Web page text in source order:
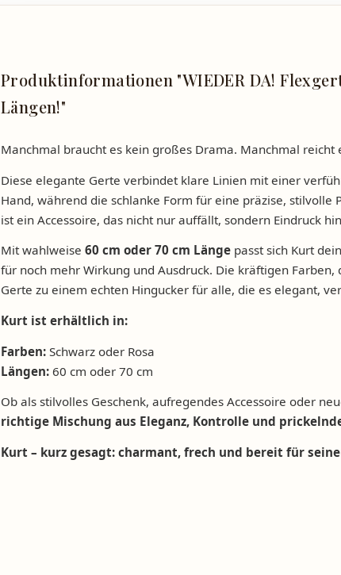
Produktinformationen "WIEDER DA!
Längen!"
Manchmal braucht es kein großes Drama. Manchmal reicht
Diese elegante Gerte verbindet klare Linien mit einer
Hand, während die schlanke Form für eine präzise, stilvolle
ist ein Accessoire, das nicht nur auffällt, sondern Eindruck
Mit wahlweise 60 cm oder 70 cm Länge passt sich Kurt
für noch mehr Wirkung und Ausdruck. Die kräftigen
Gerte zu einem echten Hingucker für alle, die es elegant,
Kurt ist erhältlich in:
Farben: Schwarz oder Rosa
Längen: 60 cm oder 70 cm
Ob als stilvolles Geschenk, aufregendes Accessoire oder
richtige Mischung aus Eleganz, Kontrolle und
Kurt – kurz gesagt: charmant, frech und bereit für